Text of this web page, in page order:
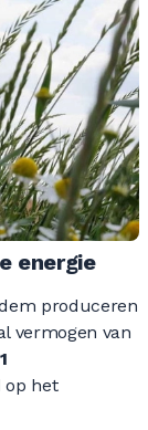
energie
produceren
vermogen van
op het